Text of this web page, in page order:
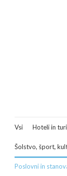
Vsi Hoteli in
Šolstvo, šport,
Poslovni in